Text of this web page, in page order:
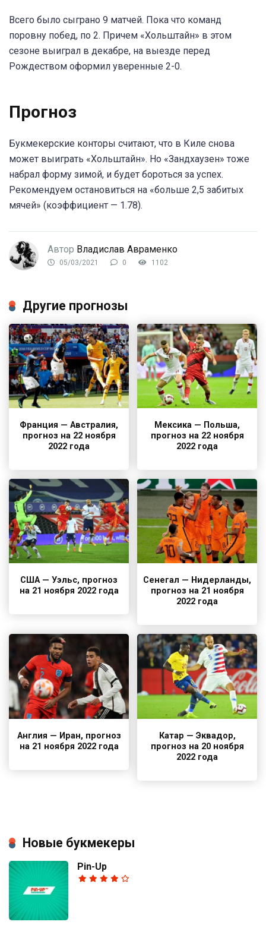
Всего было сыграно 9 матчей. Пока что команд
поровну побед, по 2. Причем «Хольштайн» в этом
сезоне выиграл в декабре, на выезде перед
Рождеством оформил уверенные 2-0.
Прогноз
Букмекерские конторы считают, что в Киле снова
может выиграть «Хольштайн». Но «Зандхаузен» тоже
набрал форму зимой, и будет бороться за успех.
Рекомендуем остановиться на «больше 2,5 забитых
мячей» (коэффициент — 1.78).
Автор Владислав Авраменко
05/03/2021 0 1102
Другие прогнозы
Франция — Австралия,
прогноз на 22 ноября
2022 года
Мексика — Польша,
прогноз на 22 ноября
2022 года
США — Уэльс, прогноз
на 21 ноября 2022 года
Сенегал — Нидерланды,
прогноз на 21 ноября
2022 года
Англия — Иран, прогноз
на 21 ноября 2022 года
Катар — Эквадор,
прогноз на 20 ноября
2022 года
Новые букмекеры
Pin-Up